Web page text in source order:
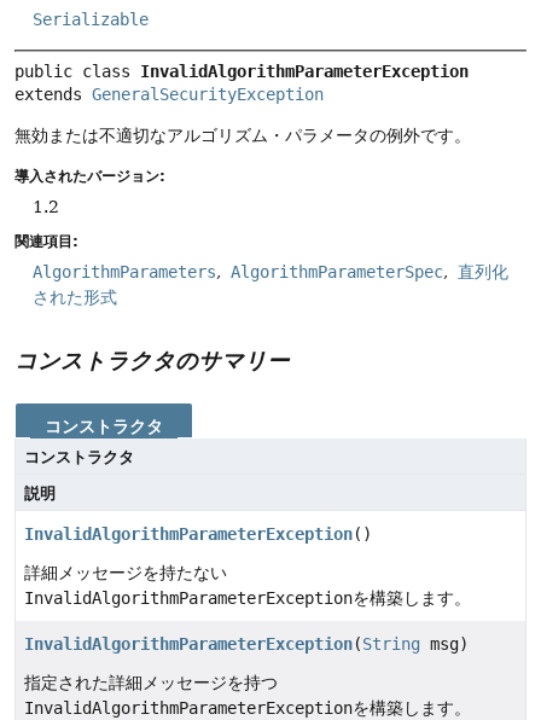
Serializable
public class InvalidAlgorithmParameterException
extends GeneralSecurityException
無効または不適切なアルゴリズム・パラメータの例外です。
導入されたバージョン:
1.2
関連項目:
AlgorithmParameters AlgorithmParameterSpec
直列化
された形式
コンストラクタのサマリー
コンストラクタ
コンストラクタ
説明
InvalidAlgorithmParameterException()
詳細メッセージを持たない
InvalidAlgorithmParameterExceptionを構築します。
InvalidAlgorithmParameterException(String msg)
指定された詳細メッセージを持つ
InvalidAlgorithmParameterExceptionを構築します。